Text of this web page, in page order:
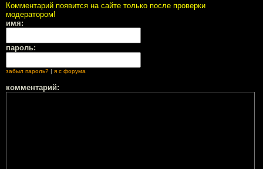
Комментарий появится на сайте только после проверки
модератором!
имя:
пароль:
забыл пароль? | я с форума
комментарий: